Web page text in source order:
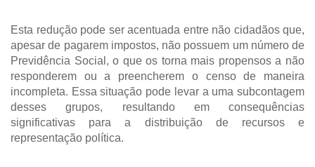
Esta redução pode ser acentuada entre não cidadãos que,
apesar de pagarem impostos, não possuem um número de
Previdência Social, o que os torna mais propensos a não
responderem ou a preencherem o censo de maneira
incompleta. Essa situação pode levar a uma subcontagem
desses grupos, resultando em consequências
significativas para a distribuição de recursos e
representação política.